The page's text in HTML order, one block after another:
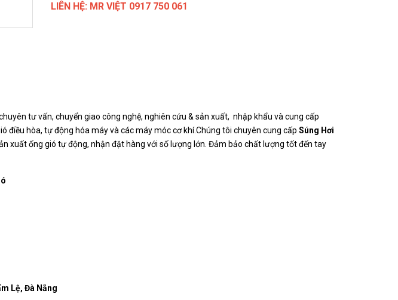
LIÊN HỆ: MR VIỆT 0917 750 061
tư vấn, chuyển giao công nghệ, nghiên cứu & sản xuất, nhập khẩu và cung cấp
điều hòa, tự động hóa máy và các máy móc cơ khí.Chúng tôi chuyên cung cấp Súng Hơi
xuất ống gió tự động, nhận đặt hàng với số lượng lớn. Đảm bảo chất lượng tốt đến tay
Lệ, Đà Nẵng